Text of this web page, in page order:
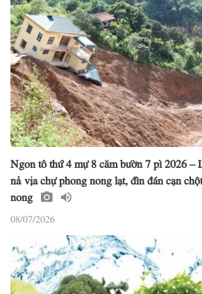
Ngon tô thứ 4 mự 8 căm bườn 7 pì 2026 –
nả vịa chự phong nong lạt, đìn đán cạn
nong
08/07/2026